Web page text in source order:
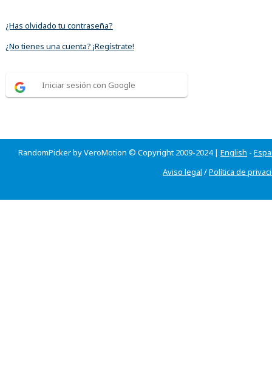
¿Has olvidado tu contraseña?
¿No tienes una cuenta? ¡Regístrate!
Iniciar sesión con Google
RandomPicker by VeroMotion © Copyright 2009-2024 | English -
Aviso legal /Política de